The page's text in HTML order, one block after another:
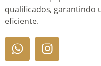
qualificados, garantindo
eficiente.